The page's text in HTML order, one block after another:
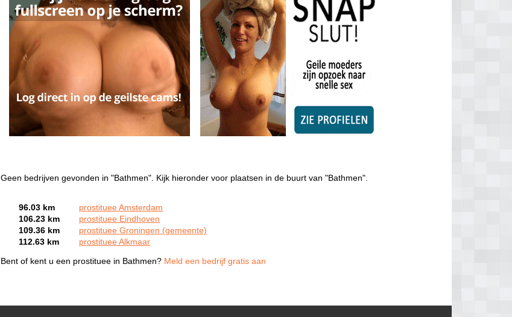
Geen bedrijven gevonden in "Bathmen". Kijk hieronder voor plaatsen in de buurt van "Bathmen".
96.03 km
prostituee Amsterdam
106.23 km
prostituee Eindhoven
109.36 km
prostituee Groningen (gemeente)
112.63 km
prostituee Alkmaar
Bent of kent u een prostituee in Bathmen? Meld een bedrijf gratis aan